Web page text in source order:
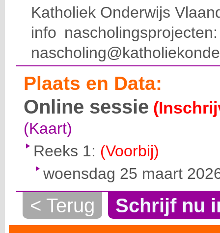
Katholiek Onderwijs
info
Plaats en Data:
Online sessie
(Kaart)
Reeks 1: (Voorbij)
woensdag 25 maart
< Terug Schrijf nu